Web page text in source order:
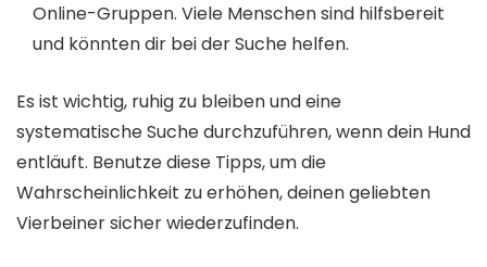
Online-Gruppen. Viele Menschen sind hilfsbereit
und könnten dir bei der Suche helfen.
Es ist wichtig, ruhig zu bleiben und eine
systematische Suche durchzuführen, wenn dein Hund
entläuft. Benutze diese Tipps, um die
Wahrscheinlichkeit zu erhöhen, deinen geliebten
Vierbeiner sicher wiederzufinden.